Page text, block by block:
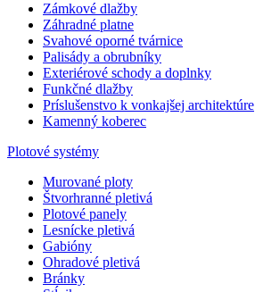
Zámkové dlažby
Záhradné platne
Svahové oporné tvárnice
Palisády a obrubníky
Exteriérové schody a doplnky
Funkčné dlažby
Príslušenstvo k vonkajšej architektúre
Kamenný koberec
Plotové systémy
Murované ploty
Štvorhranné pletivá
Plotové panely
Lesnícke pletivá
Gabióny
Ohradové pletivá
Bránky